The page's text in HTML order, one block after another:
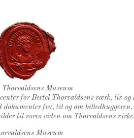
Segl
Museum
for Bertel Thorvaldsens værk, liv og
fra, til og om billedhuggeren.
til vores viden om Thorvaldsens virke.
Museum